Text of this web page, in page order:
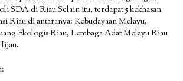
SDA di Riau Selain itu, terdapat 5 kekhasan
Riau di antaranya: Kebudayaan Melayu,
Ekologis Riau, Lembaga Adat Melayu Riau